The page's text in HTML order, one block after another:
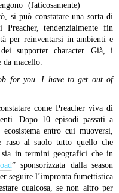
(faticosamente)
si può constatare una sorta di
Preacher, tendenzialmente fin
per reinventarsi in ambienti e
supporter character. Già, i
da macello.
for you. I have to get out of
come Preacher viva di
Dopo 10 episodi passati a
entro cui muoversi,
raso al suolo tutto quello che
sia in termini geografici che in
” sponsorizzata dalla season
seguire l’impronta fumettistica
qualcosa, se non altro per